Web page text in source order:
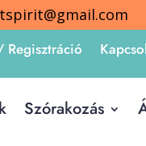
Regisztráció
Szórakozás